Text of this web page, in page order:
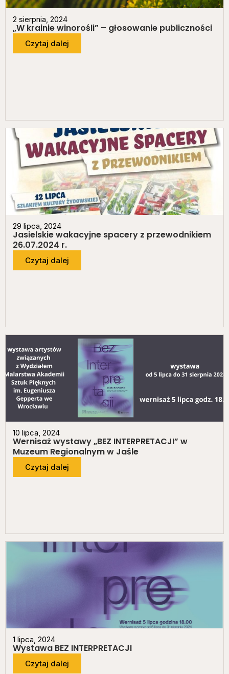
2 sierpnia, 2024
„W krainie winorośli” – głosowanie publiczności
Czytaj dalej
29 lipca, 2024
Jasielskie wakacyjne spacery z przewodnikiem
26.07.2024 r.
Czytaj dalej
10 lipca, 2024
Wernisaż wystawy „BEZ INTERPRETACJI” w
Muzeum Regionalnym w Jaśle
Czytaj dalej
1 lipca, 2024
Wystawa BEZ INTERPRETACJI
Czytaj dalej